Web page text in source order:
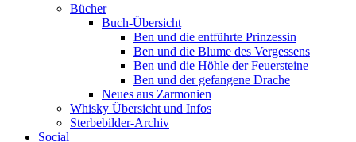
Bücher
Buch-Übersicht
Ben und die entführte Prinzessin
Ben und die Blume des Vergessens
Ben und die Höhle der Feuersteine
Ben und der gefangene Drache
Neues aus Zarmonien
Whisky Übersicht und Infos
Sterbebilder-Archiv
Social